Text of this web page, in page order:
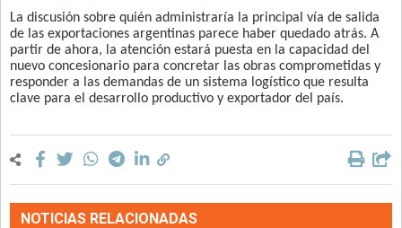
La discusión sobre quién administraría la principal vía de salida
de las exportaciones argentinas parece haber quedado atrás. A
partir de ahora, la atención estará puesta en la capacidad del
nuevo concesionario para concretar las obras comprometidas y
responder a las demandas de un sistema logístico que resulta
clave para el desarrollo productivo y exportador del país.
NOTICIAS RELACIONADAS